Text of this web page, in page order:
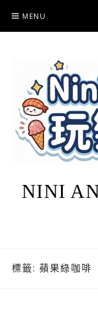
content
MENU
NINI
標籤: 蘋果綠咖啡